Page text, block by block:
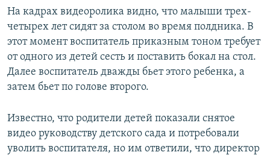
На кадрах видеоролика видно, что малыши трех-
четырех лет сидят за столом во время полдника. В
этот момент воспитатель приказным тоном требует
от одного из детей сесть и поставить бокал на стол.
Далее воспитатель дважды бьет этого ребенка, а
затем бьет по голове второго.
Известно, что родители детей показали снятое
видео руководству детского сада и потребовали
уволить воспитателя, но им ответили, что директор